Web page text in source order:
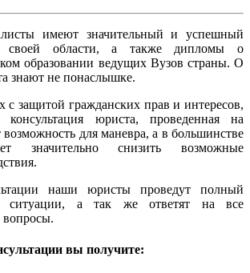
имеют значительный и успешный
области, а также дипломы о
образовании ведущих Вузов страны. О
знают не понаслышке.
с защитой гражданских прав и интересов,
консультация юриста, проведенная на
возможность для маневра, а в большинстве
значительно снизить возможные
наши юристы проведут полный
ситуации, а так же ответят на все
вопросы.
вы получите: